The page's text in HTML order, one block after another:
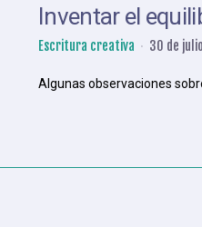
Inventar el
Escritura creativa 30 de
Algunas observaciones